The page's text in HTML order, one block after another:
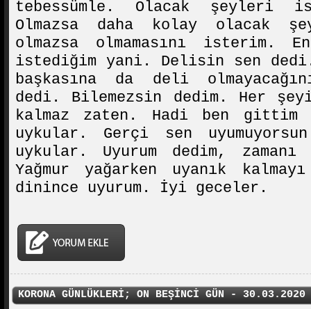
tebessümle. Olacak şeyleri
Olmazsa daha kolay olacak
olmazsa olmamasını isterim.
istediğim yani. Delisin sen dedi.
başkasına da deli
dedi. Bilemezsin dedim. Her
kalmaz zaten. Hadi ben
uykular. Gerçi sen
uykular. Uyurum dedim,
Yağmur yağarken uyanık
dinince uyurum. İyi geceler.
KORONA GÜNLÜKLERİ; ON BEŞİNCİ GÜN - 30.03.2020